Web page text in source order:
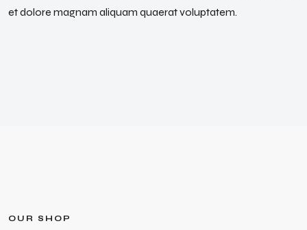
et dolore magnam aliquam quaerat voluptatem.
O U R S H O P